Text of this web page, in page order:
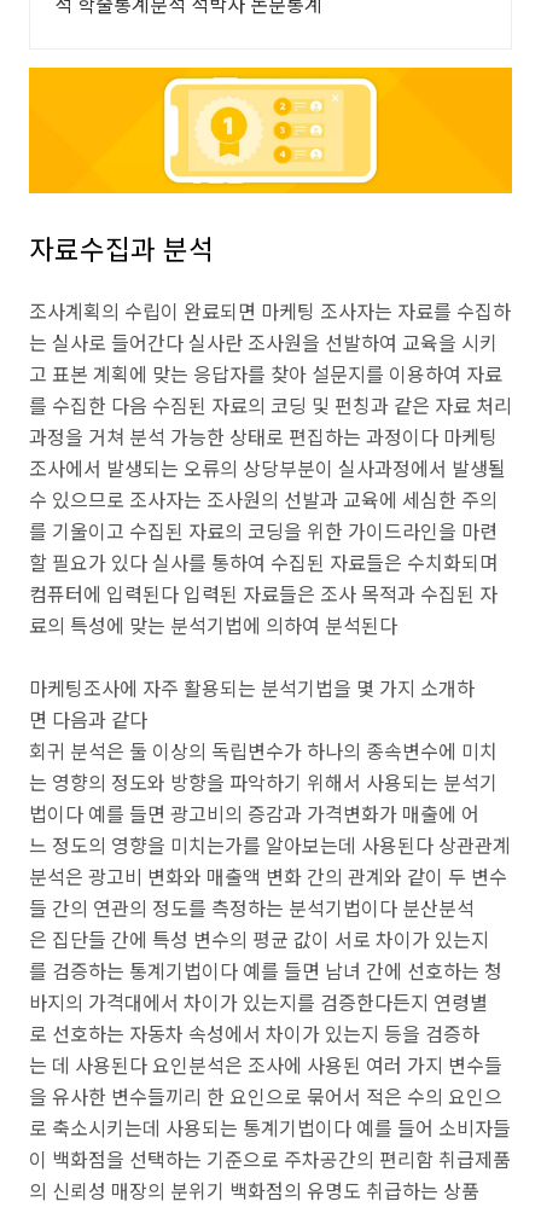
자료수집과 분석
조사계획의 수립이 완료되면 마케팅 조사자는 자료를 수집하
는 실사로 들어간다 실사란 조사원을 선발하여 교육을 시키
고 표본 계획에 맞는 응답자를 찾아 설문지를 이용하여 자료
를 수집한 다음 수짐된 자료의 코딩 및 펀칭과 같은 자료 처리
과정을 거쳐 분석 가능한 상태로 편집하는 과정이다 마케팅
조사에서 발생되는 오류의 상당부분이 실사과정에서 발생될
수 있으므로 조사자는 조사원의 선발과 교육에 세심한 주의
를 기울이고 수집된 자료의 코딩을 위한 가이드라인을 마련
할 필요가 있다 실사를 통하여 수집된 자료들은 수치화되며
컴퓨터에 입력된다 입력된 자료들은 조사 목적과 수집된 자
료의 특성에 맞는 분석기법에 의하여 분석된다
마케팅조사에 자주 활용되는 분석기법을 몇 가지 소개하
면 다음과 같다
회귀 분석은 둘 이상의 독립변수가 하나의 종속변수에 미치
는 영향의 정도와 방향을 파악하기 위해서 사용되는 분석기
법이다 예를 들면 광고비의 증감과 가격변화가 매출에 어
느 정도의 영향을 미치는가를 알아보는데 사용된다 상관관계
분석은 광고비 변화와 매출액 변화 간의 관계와 같이 두 변수
들 간의 연관의 정도를 측정하는 분석기법이다 분산분석
은 집단들 간에 특성 변수의 평균 값이 서로 차이가 있는지
를 검증하는 통계기법이다 예를 들면 남녀 간에 선호하는 청
바지의 가격대에서 차이가 있는지를 검증한다든지 연령별
로 선호하는 자동차 속성에서 차이가 있는지 등을 검증하
는 데 사용된다 요인분석은 조사에 사용된 여러 가지 변수들
을 유사한 변수들끼리 한 요인으로 묶어서 적은 수의 요인으
로 축소시키는데 사용되는 통계기법이다 예를 들어 소비자들
이 백화점을 선택하는 기준으로 주차공간의 편리함 취급제품
의 신뢰성 매장의 분위기 백화점의 유명도 취급하는 상품